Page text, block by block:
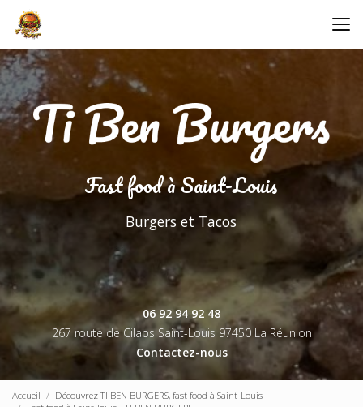
contenu
principal
Fast food à Saint-Louis
Burgers et Tacos
06 92 94 92 48
267 route de Cilaos Saint-Louis 97450 La Réunion
Contactez-nous
Accueil
Découvrez TI BEN BURGERS, fast food à Saint-Louis